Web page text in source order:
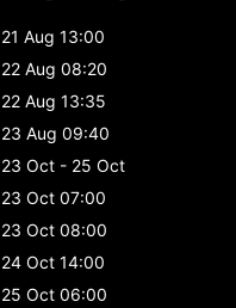
21 Aug 13:00
22 Aug 08:20
22 Aug 13:35
23 Aug 09:40
23 Oct - 25 Oct
23 Oct 07:00
23 Oct 08:00
24 Oct 14:00
25 Oct 06:00